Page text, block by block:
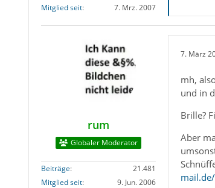
Mitglied seit
7. Mrz. 2007
rum
Globaler Moderator
Beiträge
21.481
Mitglied seit
9. Jun. 2006
7. März
mh,
und in
Brille?
Aber